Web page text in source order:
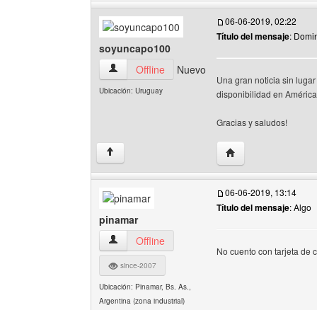
soyuncapo100
soyuncapo100 Ver perfil del usuario
Offline Nuevo
Ubicación: Uruguay
06-06-2019, 02:22
Título del mensaje:
Una gran noticia sin
disponibilidad en
Gracias y saludos!
↑ Visitar sitio web del
pinamar
pinamar Ver perfil del usuario
Offline
since-2007
Ubicación: Pinamar, Bs. As.,
Argentina (zona industrial)
06-06-2019, 13:14
Título del mensaje: Algo
No cuento con tarjeta de